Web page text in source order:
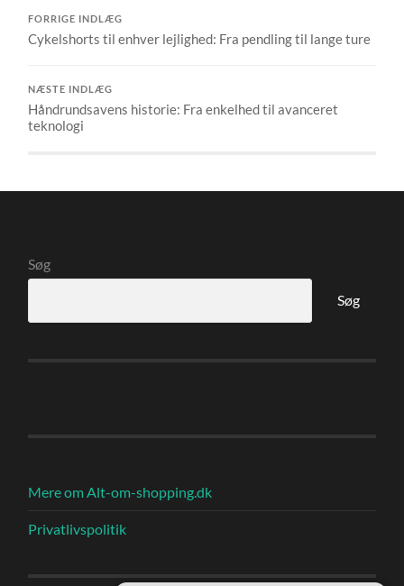
FORRIGE INDLÆG
Cykelshorts til enhver lejlighed: Fra pendling til lange ture
NÆSTE INDLÆG
Håndrundsavens historie: Fra enkelhed til avanceret
teknologi
Søg
Søg
Mere om Alt-om-shopping.dk
Privatlivspolitik